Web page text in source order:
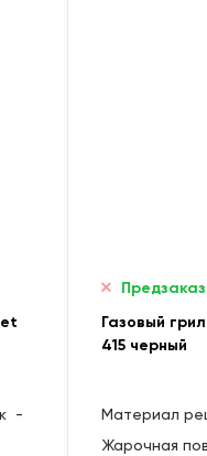
-
Предзаказ
Газовый
415 черный
Материал
Жарочная